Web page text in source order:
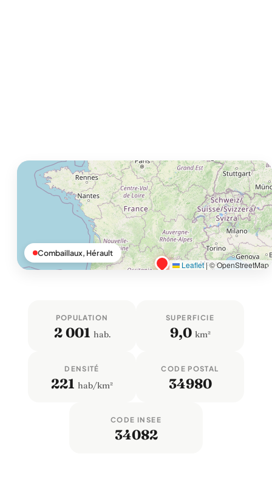
Leaflet |© OpenStreetMap
Combaillaux, Hérault
POPULATION
2 001 hab.
SUPERFICIE
9,0 km²
DENSITÉ
221 hab/km²
CODE POSTAL
34980
CODE INSEE
34082